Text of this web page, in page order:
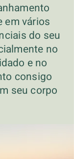
em vários
do seu
no
e no
consigo
seu corpo